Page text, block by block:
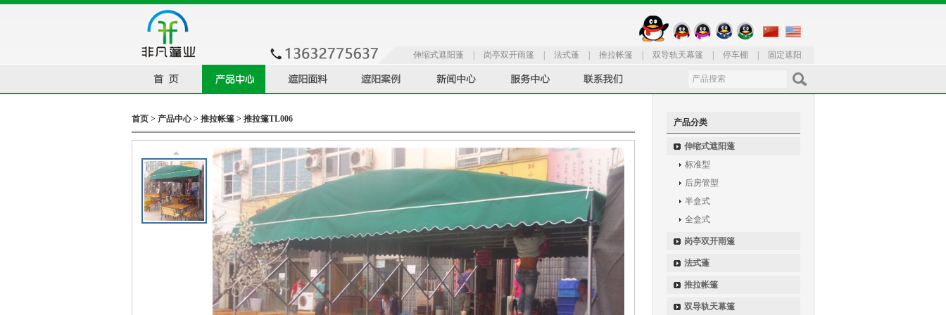
伸缩式遮阳蓬 岗亭双开雨篷 法式蓬 推拉帐篷 双导轨天幕篷 停车棚
固定遮阳
辅助装置 休闲品系列
首页 > 产品中心> 推拉帐篷 > 推拉篷TL006 产品分类
伸缩式遮阳蓬
标准型
后房管型
半盒式
全盒式
岗亭双开雨篷
法式蓬
推拉帐篷
双导轨天幕篷